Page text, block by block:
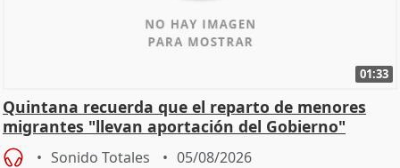
01:33
Quintana recuerda que el reparto de menores
migrantes "llevan aportación del Gobierno"
central
Sonido Totales 05/08/2026